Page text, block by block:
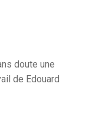
doute une
de Edouard